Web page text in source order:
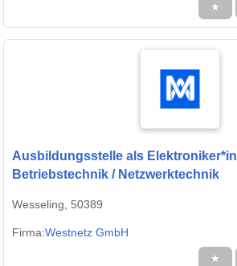
★
Ausbildungsstelle als
Betriebstechnik / Netzwerktechnik
Wesseling, 50389
Firma:Westnetz GmbH
★